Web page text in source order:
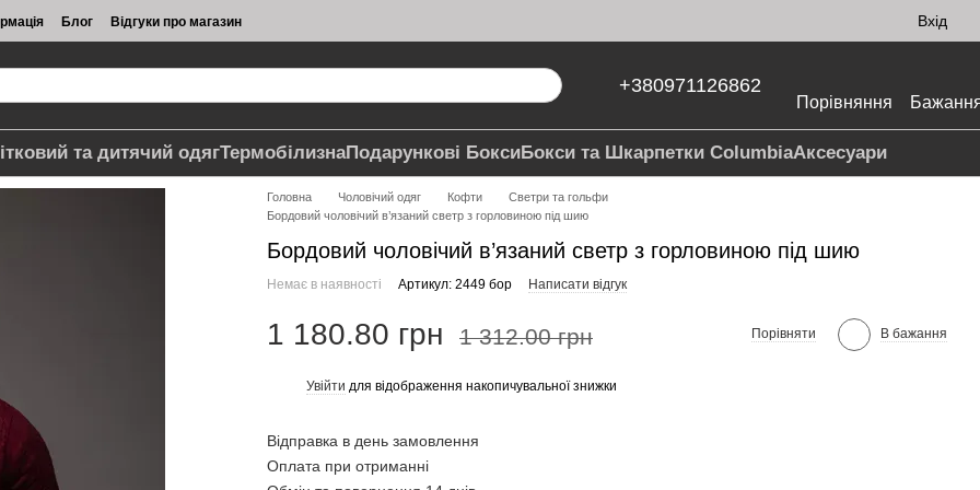
Блог Відгуки про магазин Вхід
+380971126862
Порівняння
та дитячий одягТермобілизнаПодарункові БоксиБокси та Шкарпетки ColumbiaАксесуари
Головна Чоловічий одяг Кофти
Светри та гольфи
Бордовий чоловічий в’язаний светр з горловиною під шию
Бордовий чоловічий в’язаний светр з горловиною під шию
Немає в наявності Артикул: 2449 бор Написати відгук
1 180.80 грн 1 312.00 грн Порівняти В бажання
Увійти для відображення накопичувальної знижки
Відправка в день замовлення
Оплата при отриманні